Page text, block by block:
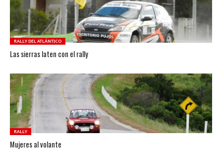
RALLY DEL ATLÁNTICO
Las sierras laten con el rally
RALLY
Mujeres al volante